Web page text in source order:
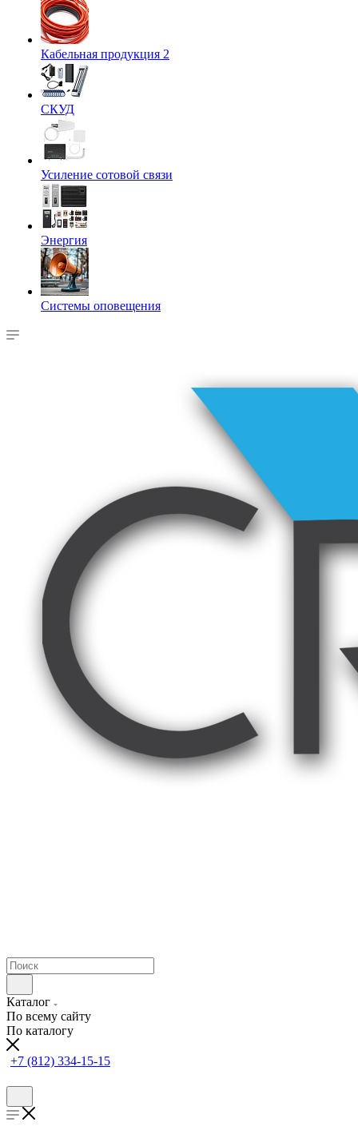
Кабельная продукция 2
СКУД
Усиление сотовой связи
Энергия
Системы оповещения
Каталог
По всему сайту
По каталогу
+7 (812) 334-15-15